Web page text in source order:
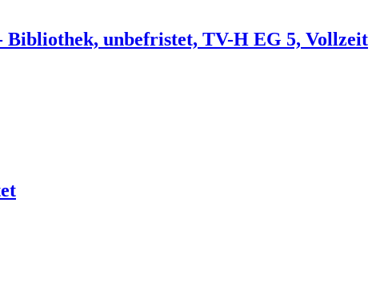
unbefristet, TV-H EG 5, Vollzeit